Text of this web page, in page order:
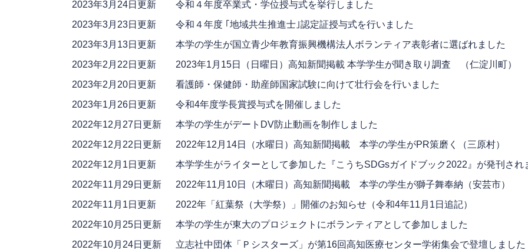
2023年3月24日更新
令和４年度卒業式・学位授与式を挙行しました
2023年3月23日更新
令和４年度 ｢地域共生推進士｣認定証授与式を行いました
2023年3月13日更新
本学の学生が国立青少年教育振興機構法人ボランティア表彰者に選ばれました
2023年2月22日更新
2023年1月15日（日曜日）高知新聞掲載 本学学生が聞き取り調査 （仁淀川町）
2023年2月20日更新
看護師・保健師・助産師国家試験に向けて壮行会を行いました
2023年1月26日更新
令和4年度学長賞授与式を開催しました
2022年12月27日更新
本学の学生がデートDV防止動画を制作しました
2022年12月22日更新
2022年12月14日（水曜日）高知新聞掲載 本学の学生がPR策磨く（三原村）
2022年12月1日更新
本学学生がライターとして参加した『こうちSDGsガイドブック2022』が発刊され
2022年11月29日更新
2022年11月10日（木曜日）高知新聞掲載 本学の学生が獅子舞奉納（安芸市）
2022年11月1日更新
2022年「紅葉祭（大学祭）」開催のお知らせ（令和4年11月1日追記）
2022年10月25日更新
本学の学生が東大のプロジェクトにボランティアとして参加しました
2022年10月24日更新
立志社中団体「Ｐシスターズ」が第16回高知医療センター学術集会で登壇しました